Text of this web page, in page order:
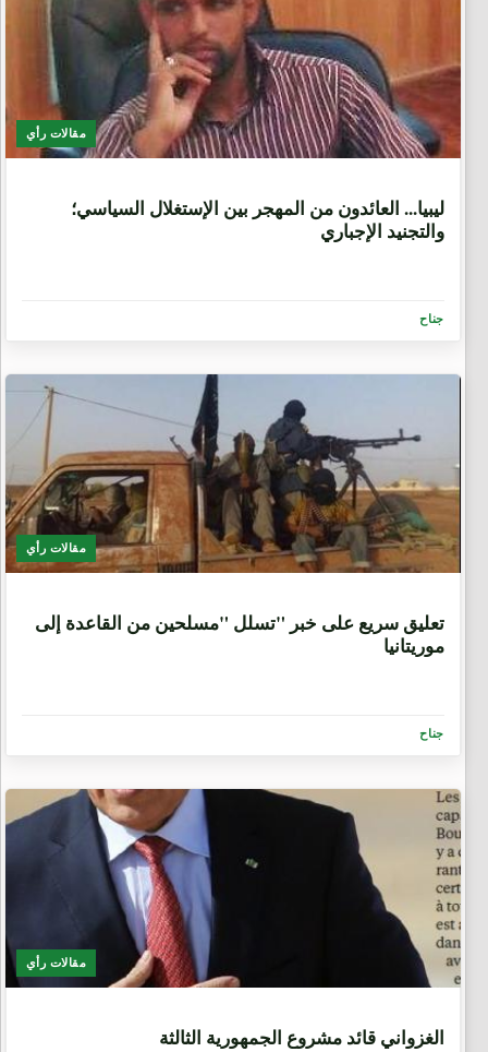
مقالات رأي
ليبيا... العائدون من المهجر بين الإستغلال السياسي؛
والتجنيد الإجباري
جناح
مقالات رأي
تعليق سريع على خبر "تسلل "مسلحين من القاعدة إلى
موريتانيا
جناح
مقالات رأي
الغزواني قائد مشروع الجمهورية الثالثة